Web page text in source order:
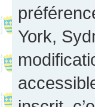
York,